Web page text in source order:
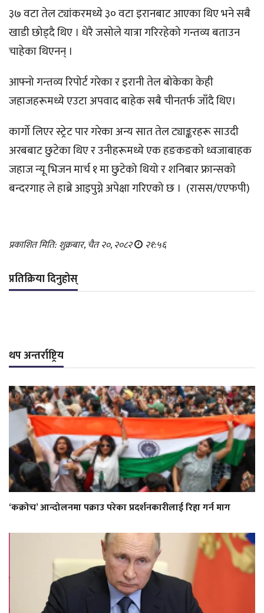
३७ वटा तेल ट्यांकरमध्ये ३० वटा इरानबाट आएका थिए भने सबै
खाडी छोड्दै थिए । धेरै जसोले यात्रा गरिरहेको गन्तव्य बताउन
चाहेका थिएनन् ।
आफ्नो गन्तव्य रिपोर्ट गरेका र इरानी तेल बोकेका केही
जहाजहरूमध्ये एउटा अपवाद बाहेक सबै चीनतर्फ जाँदै थिए।
कार्गो लिएर स्ट्रेट पार गरेका अन्य सात तेल ट्याङ्करहरू साउदी
अरबबाट छुटेका थिए र उनीहरूमध्ये एक हङकङको ध्वजाबाहक
जहाज न्यू भिजन मार्च १ मा छुटेको थियो र शनिबार फ्रान्सको
बन्दरगाह ले हाब्रे आइपुग्ने अपेक्षा गरिएको छ । (रासस/एएफपी)
प्रकाशित मिति: शुक्रबार, चैत २०, २०८२ २१:५६
प्रतिक्रिया दिनुहोस्
थप अन्तर्राष्ट्रिय
‘कक्रोच’ आन्दोलनमा पक्राउ परेका प्रदर्शनकारीलाई रिहा गर्न माग